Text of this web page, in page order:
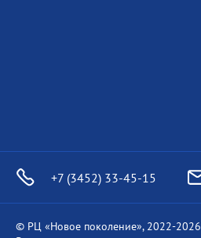
+7 (3452) 33-45-15
© РЦ «Новое поколение», 2022-2026